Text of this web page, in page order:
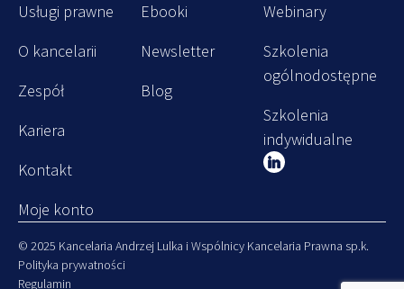
Usługi prawne
O kancelarii
Zespół
Kariera
Kontakt
Moje konto
Ebooki
Newsletter
Blog
Webinary
Szkolenia
ogólnodostępne
Szkolenia
indywidualne
© 2025 Kancelaria Andrzej Lulka i Wspólnicy Kancelaria Prawna sp.k.
Polityka prywatności
Regulamin